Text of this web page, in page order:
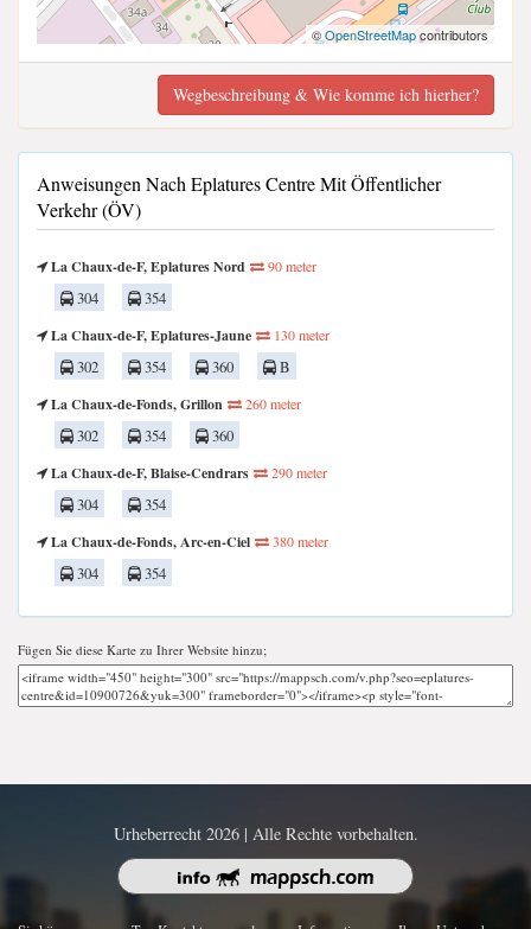
©OpenStreetMapcontributors
Wegbeschreibung & Wie komme ich hierher?
Anweisungen Nach Eplatures Centre Mit Öffentlicher
Verkehr (ÖV)
La Chaux-de-F, Eplatures Nord 90 meter
304
354
La Chaux-de-F, Eplatures-Jaune
130 meter
302 354 360
B
La Chaux-de-Fonds, Grillon
260 meter
302 354
360
La Chaux-de-F, Blaise-Cendrars
290 meter
304
354
La Chaux-de-Fonds, Arc-en-Ciel
380 meter
304 354
Fügen Sie diese Karte zu Ihrer Website hinzu;
Urheberrecht 2026 | Alle Rechte vorbehalten.